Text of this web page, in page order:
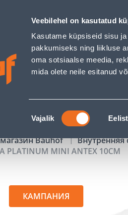
Veebilehel on kasutatud
Kasutame küpsiseid sisu
pakkumiseks ning liikluse
oma sotsiaalse meedia,
mida olete neile esitanud
Nõusoleku
valik
Vajalik
MINI ANTEX 10CM - Bauhof has
Обслуживание бизнес-клиентов
АКЦИИ
Bauhof Внутренняя
PLATINUM MINI ANTEX 10CM
КАМПАНИЯ